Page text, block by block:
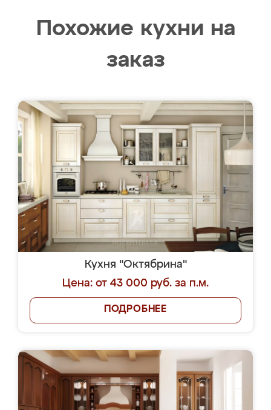
Похожие кухни на
заказ
Кухня "Октябрина"
Цена: от 43 000 руб. за п.м.
ПОДРОБНЕЕ